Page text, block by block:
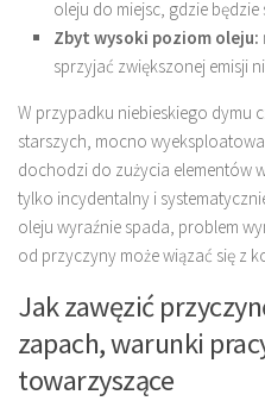
oleju do miejsc, gdzie będzie
Zbyt wysoki poziom oleju:
sprzyjać zwiększonej emisji
W przypadku niebieskiego dymu
starszych, mocno
dochodzi do zużycia elementów
tylko incydentalny i
oleju wyraźnie spada, problem
od przyczyny może wiązać się z
Jak zawęzić
zapach, warunki
towarzyszące